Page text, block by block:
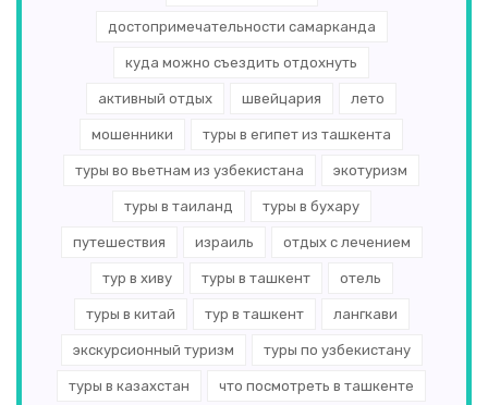
достопримечательности самарканда
куда можно съездить отдохнуть
активный отдых швейцария лето
мошенники туры в египет из ташкента
туры во вьетнам из узбекистана экотуризм
туры в таиланд туры в бухару
путешествия израиль отдых с лечением
тур в хиву туры в ташкент отель
туры в китай тур в ташкент лангкави
экскурсионный туризм туры по узбекистану
туры в казахстан что посмотреть в ташкенте